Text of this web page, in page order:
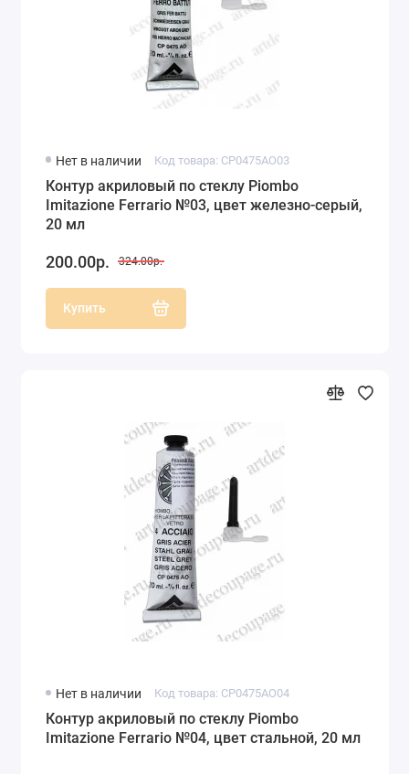
Нет в наличии Код товара: CP0475AO03
Контур акриловый по стеклу Piombo
Imitazione Ferrario №03, цвет железно-серый,
20 мл
200.00р. 324.00р.
Купить
Нет в наличии Код товара: CP0475AO04
Контур акриловый по стеклу Piombo
Imitazione Ferrario №04, цвет стальной, 20 мл